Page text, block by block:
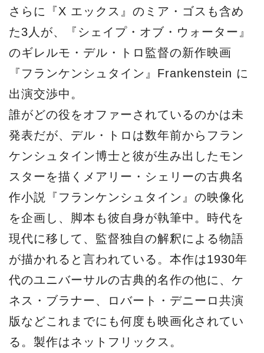
さらに『X エックス』のミア・ゴスも含め
た3人が、『シェイプ・オブ・ウォーター』
のギレルモ・デル・トロ監督の新作映画
『フランケンシュタイン』Frankenstein に
出演交渉中。
誰がどの役をオファーされているのかは未
発表だが、デル・トロは数年前からフラン
ケンシュタイン博士と彼が生み出したモン
スターを描くメアリー・シェリーの古典名
作小説『フランケンシュタイン』の映像化
を企画し、脚本も彼自身が執筆中。時代を
現代に移して、監督独自の解釈による物語
が描かれると言われている。本作は1930年
代のユニバーサルの古典的名作の他に、ケ
ネス・ブラナー、ロバート・デニーロ共演
版などこれまでにも何度も映画化されてい
る。製作はネットフリックス。